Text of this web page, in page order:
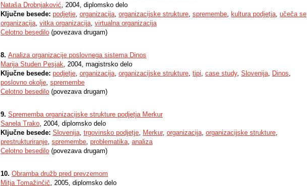
Nataša Drobnjaković, 2004, diplomsko delo
Ključne besede: podjetje, organizacija, organizacijske strukture, spremembe, kultura podjetja, učeča se
organizacija, vitka organizacija, virtualna organizacija
Celotno besedilo (povezava drugam)
8. Analiza organizacije poslovnega sistema Dinos
Marija Studen Pesjak, 2004, magistrsko delo
Ključne besede: podjetje, organizacija, organizacijske strukture, tipi, case study, Slovenija, Dinos,
poslovno okolje, spremembe
Celotno besedilo (povezava drugam)
9. Sprememba organizacijske strukture podjetja Merkur
Sanela Trako, 2004, diplomsko delo
Ključne besede: Slovenija, trgovinsko podjetje, Merkur, organizacija, organizacijske strukture,
prestrukturiranje, spremembe, problematika, analiza
Celotno besedilo (povezava drugam)
10. Obramba družb pred prevzemom
Mitja Tomažinčič, 2005, diplomsko delo